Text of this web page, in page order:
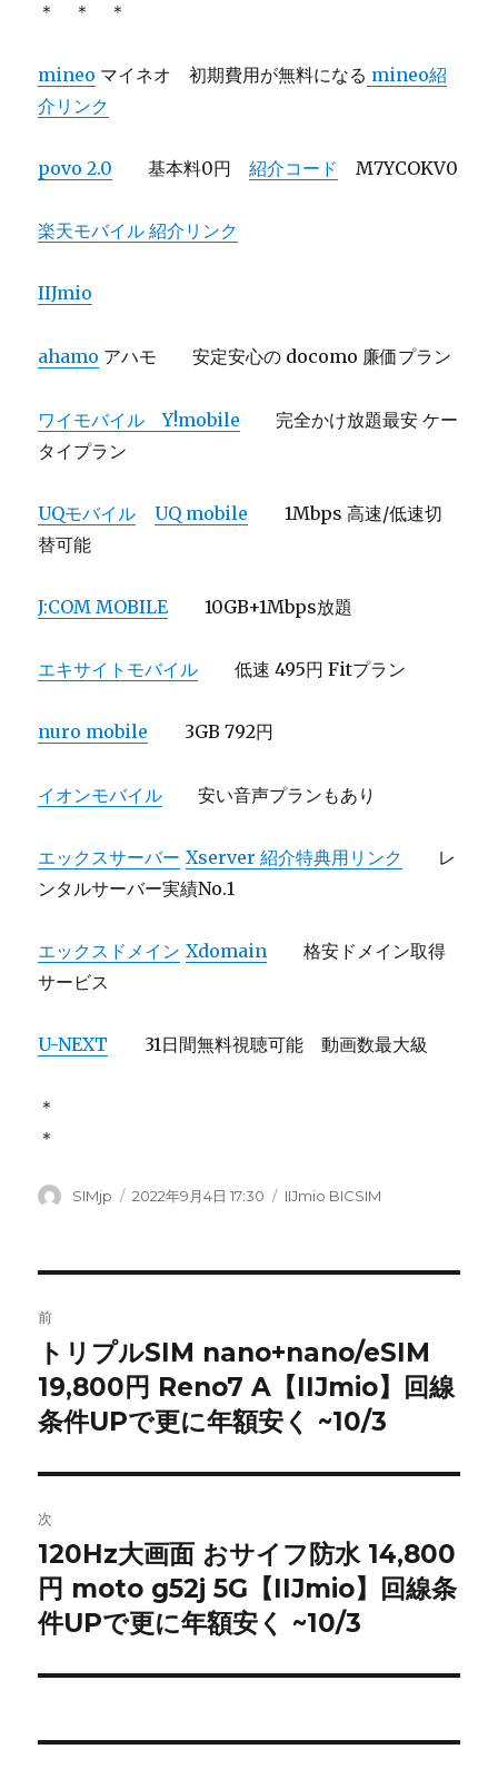
＊ ＊ ＊
mineo マイネオ 初期費用が無料になる mineo紹
介リンク
povo 2.0 基本料0円紹介コード M7YCOKV0
楽天モバイル 紹介リンク
IIJmio
ahamo アハモ 安定安心の docomo 廉価プラン
ワイモバイル Y!mobile 完全かけ放題最安 ケー
タイプラン
UQモバイル UQ mobile
1Mbps 高速/低速切
替可能
J:COM MOBILE 10GB+1Mbps放題
エキサイトモバイル 低速 495円 Fitプラン
nuro mobile 3GB 792円
イオンモバイル 安い音声プランもあり
エックスサーバー Xserver 紹介特典用リンク
レ
ンタルサーバー実績No.1
エックスドメイン Xdomain 格安ドメイン取得
サービス
U-NEXT 31日間無料視聴可能 動画数最大級
＊
＊
投
SIMjp
投
2022年9月4日 17:30
カ
IIJmio BICSIM
稿
ナ
ビ
ゲ
ー
シ
ョ
ン
前
前
の
投
トリプルSIM nano+nano/eSIM
19,800円 Reno7 A【IIJmio】回線
条件UPで更に年額安く ~10/3
次
次
の
投
120Hz大画面 おサイフ防水 14,800
円 moto g52j 5G【IIJmio】回線条
件UPで更に年額安く ~10/3